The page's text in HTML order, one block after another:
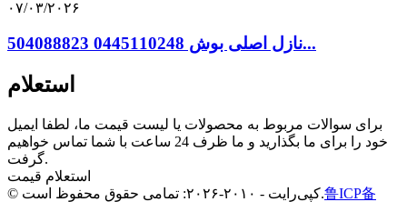
۰۷/۰۳/۲۰۲۶
نازل اصلی بوش 0445110248 504088823...
استعلام
برای سوالات مربوط به محصولات یا لیست قیمت ما، لطفا ایمیل
خود را برای ما بگذارید و ما ظرف 24 ساعت با شما تماس خواهیم
گرفت.
استعلام قیمت
© کپی‌رایت - ۲۰۱۰-۲۰۲۶: تمامی حقوق محفوظ است.鲁ICP备